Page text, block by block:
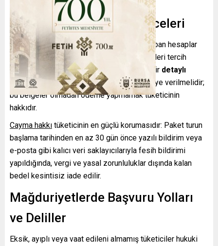
Satış ve Sözleşme Güvenceleri
Sosyal medya üzerinden kayıt dışı satış yapan hesaplar
yerine acentelerin kendi resmi internet siteleri tercih
edilmelidir. Paket tur ya da konaklamaya dair detaylı
broşür veya bilgilendirme formutüketiciye verilmelidir;
bu belgeler olmadan ödeme yapmamak tüketicinin
hakkıdır.
Cayma hakkı tüketicinin en güçlü korumasıdır: Paket turun
başlama tarihinden en az 30 gün önce yazılı bildirim veya
e-posta gibi kalıcı veri saklayıcılarıyla fesih bildirimi
yapıldığında, vergi ve yasal zorunluluklar dışında kalan
bedel kesintisiz iade edilir.
Mağduriyetlerde Başvuru Yolları
ve Deliller
Eksik, ayıplı veya vaat edileni almamış tüketiciler hukuki